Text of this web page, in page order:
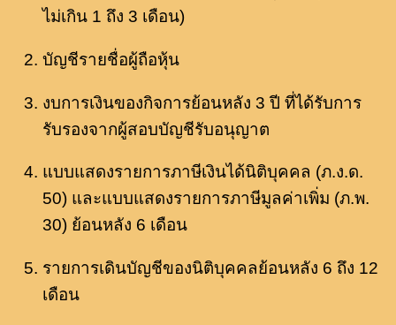
ไม่เกิน 1 ถึง 3 เดือน)
บัญชีรายชื่อผู้ถือหุ้น
งบการเงินของกิจการย้อนหลัง 3 ปี ที่ได้รับการ
รับรองจากผู้สอบบัญชีรับอนุญาต
แบบแสดงรายการภาษีเงินได้นิติบุคคล (ภ.ง.ด.
50) และแบบแสดงรายการภาษีมูลค่าเพิ่ม (ภ.พ.
30) ย้อนหลัง 6 เดือน
รายการเดินบัญชีของนิติบุคคลย้อนหลัง 6 ถึง 12
เดือน